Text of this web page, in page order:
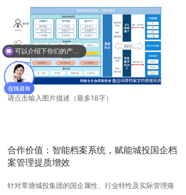
请点击输入图片描述（最多18字）
合作价值：智能档案系统，赋能城投国企档
案管理提质增效
针对覃塘城投集团的国企属性、行业特性及实际管理痛
你们是怎么收费的呢？